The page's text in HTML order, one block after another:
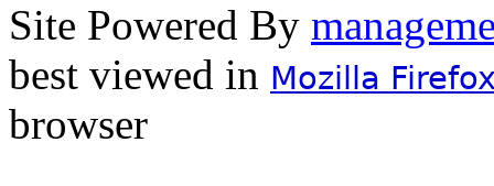
Site Powered By
best viewed in Mozilla
browser